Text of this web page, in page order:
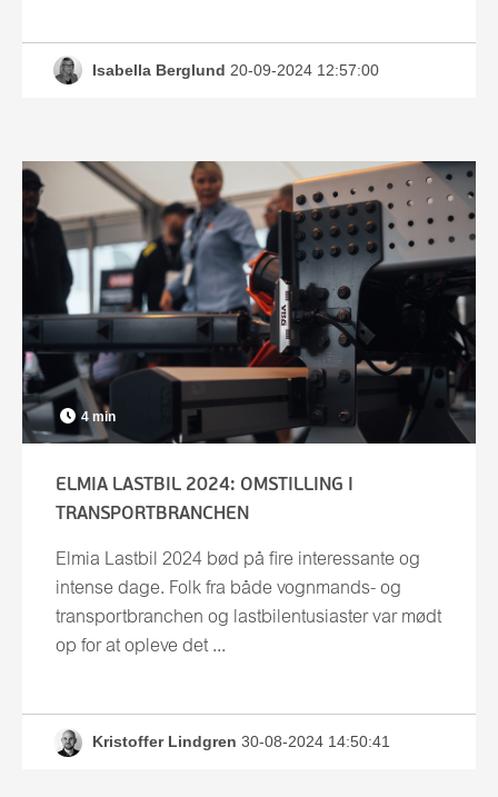
Isabella Berglund 20-09-2024 12:57:00
4 min
ELMIA LASTBIL 2024: OMSTILLING I
TRANSPORTBRANCHEN
Elmia Lastbil 2024 bød på fire interessante og
intense dage. Folk fra både vognmands- og
transportbranchen og lastbilentusiaster var mødt
op for at opleve det ...
Kristoffer Lindgren 30-08-2024 14:50:41